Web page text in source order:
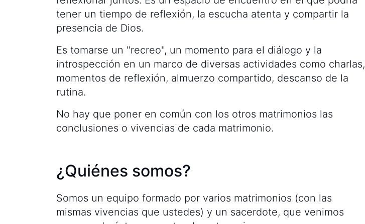
tener un tiempo de reflexión, la escucha atenta y compartir la
presencia de Dios.
Es tomarse un "recreo", un momento para el diálogo y la
introspección en un marco de diversas actividades como charlas,
momentos de reflexión, almuerzo compartido, descanso de la
rutina.
No hay que poner en común con los otros matrimonios las
conclusiones o vivencias de cada matrimonio.
¿Quiénes somos?
Somos un equipo formado por varios matrimonios (con las
mismas vivencias que ustedes) y un sacerdote, que venimos